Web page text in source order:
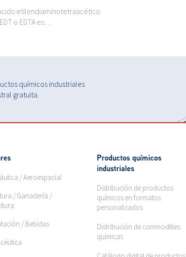
etilendiaminotetraacético
o EDTA es…
químicos industriales
gratuita.
/ Aeroespacial
/ Ganadería /
/ Bebidas
Productos químicos
industriales
Distribución de productos
químicos en formatos
personalizados
Distribución de commodities
químicas